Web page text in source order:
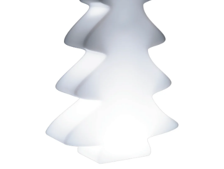
NA OBJEDNÁVKU
SUBSTRÁTY A HNOJIVÁ